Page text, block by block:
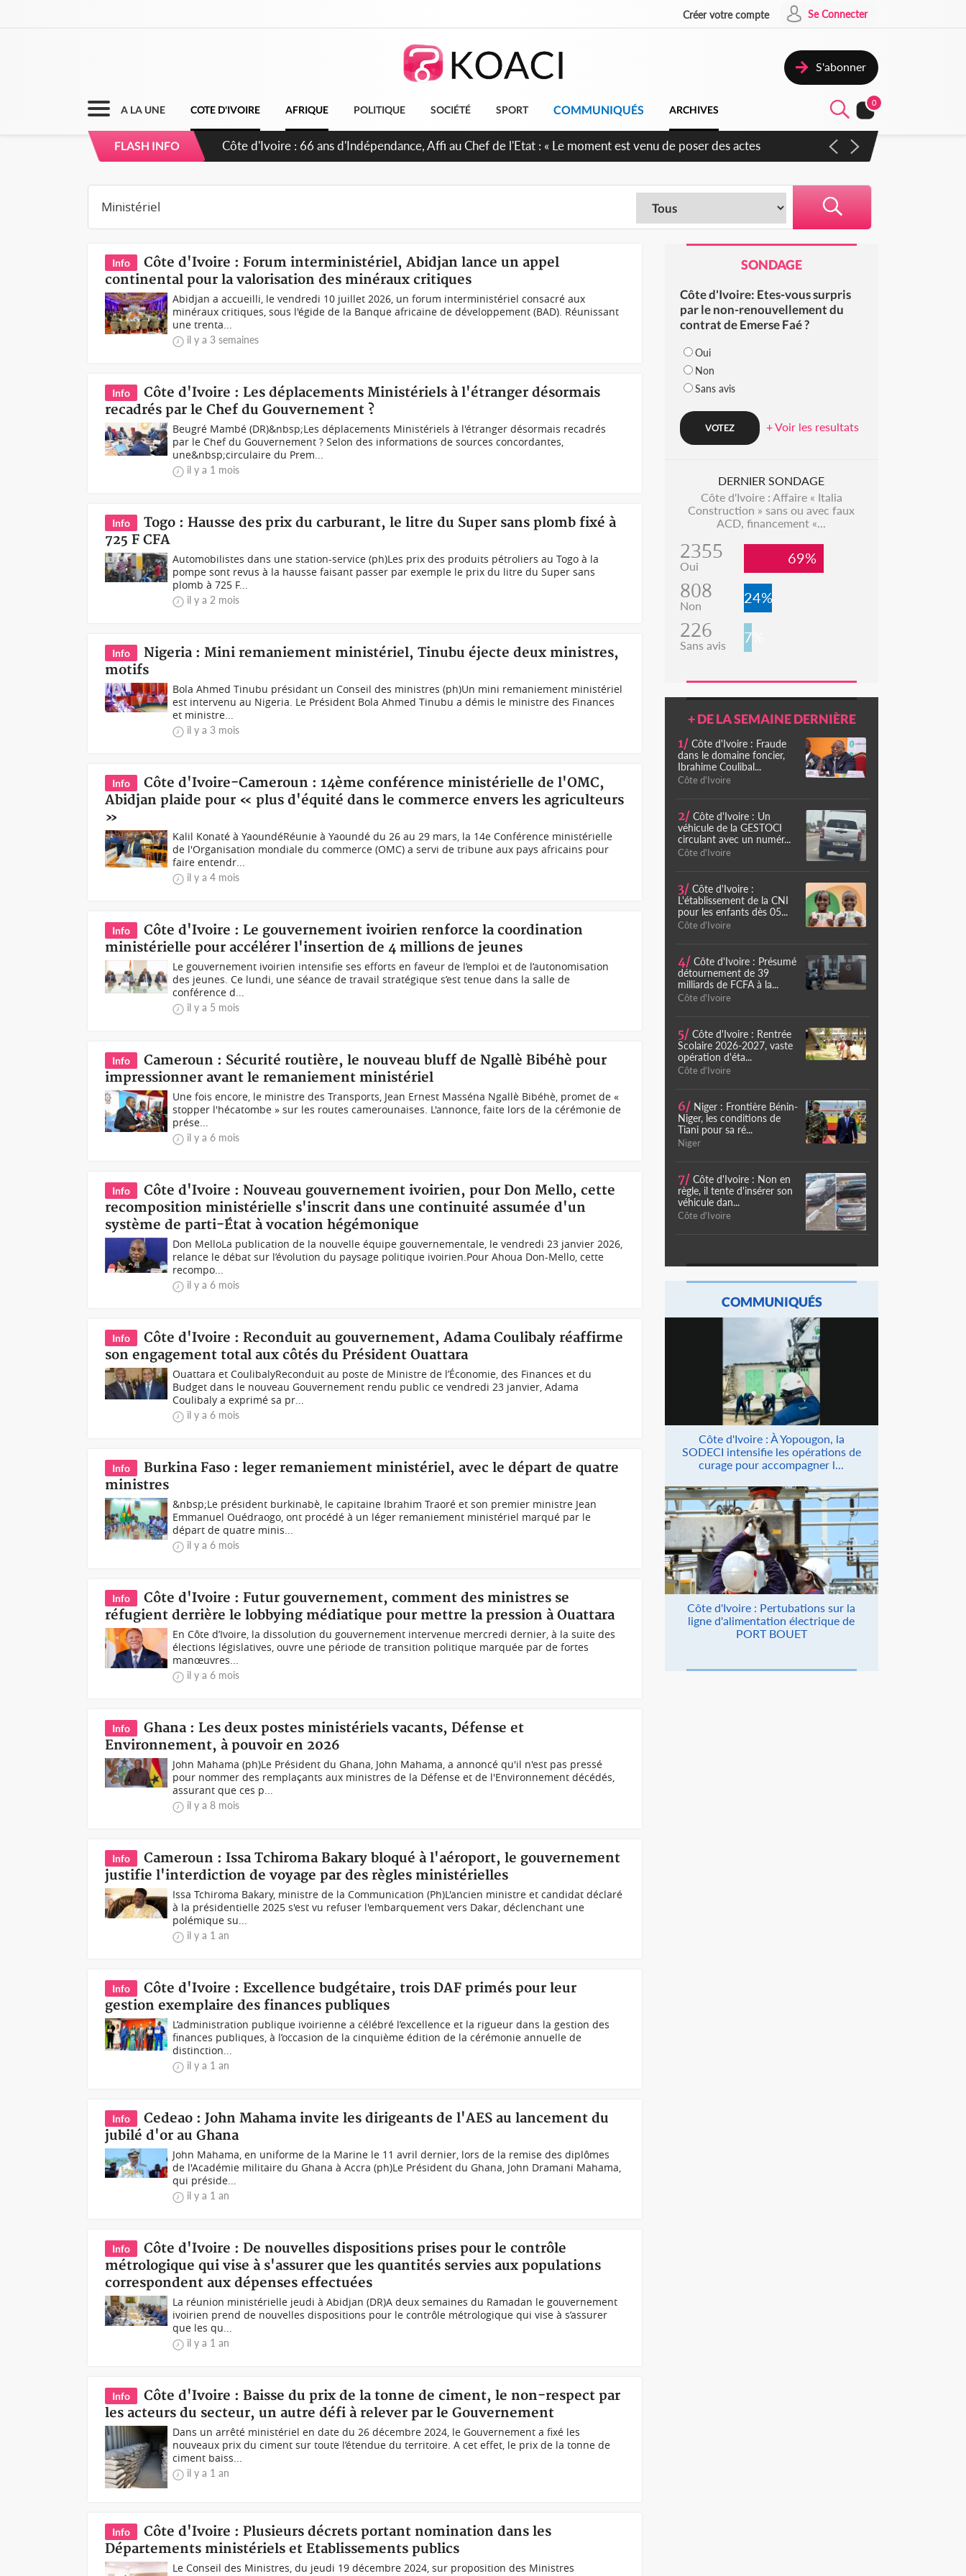
Créer votre compte Se Connecter
S'abonner
A LA UNE COTE D'IVOIRE AFRIQUE POLITIQUE SOCIÉTÉ SPORT COMMUNIQUÉS ARCHIVES
0
FLASH INFO
Côte d'Ivoire-Burkina : La CCI-BF désire instaurer un échange constant avec Abidjan pour favoriser
Info
Côte d'Ivoire : Forum interministériel, Abidjan lance un appel
continental pour la valorisation des minéraux critiques
Abidjan a accueilli, le vendredi 10 juillet 2026, un forum interministériel consacré aux
minéraux critiques, sous l'égide de la Banque africaine de développement (BAD). Réunissant
une trenta...
il y a 3 semaines
Info
Côte d'Ivoire : Les déplacements Ministériels à l'étranger désormais
recadrés par le Chef du Gouvernement ?
Beugré Mambé (DR)&nbsp;Les déplacements Ministériels à l'étranger désormais recadrés
par le Chef du Gouvernement ? Selon des informations de sources concordantes,
une&nbsp;circulaire du Prem...
il y a 1 mois
Info
Togo : Hausse des prix du carburant, le litre du Super sans plomb fixé à
725 F CFA
Automobilistes dans une station-service (ph)Les prix des produits pétroliers au Togo à la
pompe sont revus à la hausse faisant passer par exemple le prix du litre du Super sans
plomb à 725 F...
il y a 2 mois
Info
Nigeria : Mini remaniement ministériel, Tinubu éjecte deux ministres,
motifs
Bola Ahmed Tinubu présidant un Conseil des ministres (ph)Un mini remaniement ministériel
est intervenu au Nigeria. Le Président Bola Ahmed Tinubu a démis le ministre des Finances
et ministre...
il y a 3 mois
Info
Côte d'Ivoire-Cameroun : 14ème conférence ministérielle de l'OMC,
Abidjan plaide pour « plus d'équité dans le commerce envers les agriculteurs
»
Kalil Konaté à YaoundéRéunie à Yaoundé du 26 au 29 mars, la 14e Conférence ministérielle
de l'Organisation mondiale du commerce (OMC) a servi de tribune aux pays africains pour
faire entendr...
il y a 4 mois
Info
Côte d'Ivoire : Le gouvernement ivoirien renforce la coordination
ministérielle pour accélérer l'insertion de 4 millions de jeunes
Le gouvernement ivoirien intensifie ses efforts en faveur de l’emploi et de l’autonomisation
des jeunes. Ce lundi, une séance de travail stratégique s’est tenue dans la salle de
conférence d...
il y a 5 mois
Info
Cameroun : Sécurité routière, le nouveau bluff de Ngallè Bibéhè pour
impressionner avant le remaniement ministériel
Une fois encore, le ministre des Transports, Jean Ernest Masséna Ngallè Bibéhè, promet de «
stopper l'hécatombe » sur les routes camerounaises. L'annonce, faite lors de la cérémonie de
prése...
il y a 6 mois
Info
Côte d'Ivoire : Nouveau gouvernement ivoirien, pour Don Mello, cette
recomposition ministérielle s'inscrit dans une continuité assumée d'un
système de parti-État à vocation hégémonique
Don MelloLa publication de la nouvelle équipe gouvernementale, le vendredi 23 janvier 2026,
relance le débat sur l’évolution du paysage politique ivoirien.Pour Ahoua Don-Mello, cette
recompo...
il y a 6 mois
Info
Côte d'Ivoire : Reconduit au gouvernement, Adama Coulibaly réaffirme
son engagement total aux côtés du Président Ouattara
Ouattara et CoulibalyReconduit au poste de Ministre de l’Économie, des Finances et du
Budget dans le nouveau Gouvernement rendu public ce vendredi 23 janvier, Adama
Coulibaly a exprimé sa pr...
il y a 6 mois
Info
Burkina Faso : leger remaniement ministériel, avec le départ de quatre
ministres
&nbsp;Le président burkinabè, le capitaine Ibrahim Traoré et son premier ministre Jean
Emmanuel Ouédraogo, ont procédé à un léger remaniement ministériel marqué par le
départ de quatre minis...
il y a 6 mois
Info
Côte d'Ivoire : Futur gouvernement, comment des ministres se
réfugient derrière le lobbying médiatique pour mettre la pression à Ouattara
En Côte d’Ivoire, la dissolution du gouvernement intervenue mercredi dernier, à la suite des
élections législatives, ouvre une période de transition politique marquée par de fortes
manœuvres...
il y a 6 mois
Info
Ghana : Les deux postes ministériels vacants, Défense et
Environnement, à pouvoir en 2026
John Mahama (ph)Le Président du Ghana, John Mahama, a annoncé qu'il n'est pas pressé
pour nommer des remplaçants aux ministres de la Défense et de l'Environnement décédés,
assurant que ces p...
il y a 8 mois
Info
Cameroun : Issa Tchiroma Bakary bloqué à l'aéroport, le gouvernement
justifie l'interdiction de voyage par des règles ministérielles
Issa Tchiroma Bakary, ministre de la Communication (Ph)L'ancien ministre et candidat déclaré
à la présidentielle 2025 s'est vu refuser l'embarquement vers Dakar, déclenchant une
polémique su...
il y a 1 an
Info
Côte d'Ivoire : Excellence budgétaire, trois DAF primés pour leur
gestion exemplaire des finances publiques
L’administration publique ivoirienne a célébré l’excellence et la rigueur dans la gestion des
finances publiques, à l’occasion de la cinquième édition de la cérémonie annuelle de
distinction...
il y a 1 an
Info
Cedeao : John Mahama invite les dirigeants de l'AES au lancement du
jubilé d'or au Ghana
John Mahama, en uniforme de la Marine le 11 avril dernier, lors de la remise des diplômes
de l'Académie militaire du Ghana à Accra (ph)Le Président du Ghana, John Dramani Mahama,
qui préside...
il y a 1 an
Info
Côte d'Ivoire : De nouvelles dispositions prises pour le contrôle
métrologique qui vise à s'assurer que les quantités servies aux populations
correspondent aux dépenses effectuées
La réunion ministérielle jeudi à Abidjan (DR)A deux semaines du Ramadan le gouvernement
ivoirien prend de nouvelles dispositions pour le contrôle métrologique qui vise à s’assurer
que les qu...
il y a 1 an
Info
Côte d'Ivoire : Baisse du prix de la tonne de ciment, le non-respect par
les acteurs du secteur, un autre défi à relever par le Gouvernement
Dans un arrêté ministériel en date du 26 décembre 2024, le Gouvernement a fixé les
nouveaux prix du ciment sur toute l’étendue du territoire. A cet effet, le prix de la tonne de
ciment baiss...
il y a 1 an
Info
Côte d'Ivoire : Plusieurs décrets portant nomination dans les
Départements ministériels et Etablissements publics
Le Conseil des Ministres, du jeudi 19 décembre 2024, sur proposition des Ministres
SONDAGE
Côte d'Ivoire: Etes-vous surpris
par le non-renouvellement du
contrat de Emerse Faé ?
Oui
Non
Sans avis
+ Voir les resultats
DERNIER SONDAGE
Côte d'Ivoire : Affaire « Italia
Construction » sans ou avec faux
ACD, financement «...
2355
Oui 69%
808
Non 24%
226
Sans avis 7%
+ DE LA SEMAINE DERNIÈRE
1/ Côte d'Ivoire : Fraude
dans le domaine foncier,
Ibrahime Coulibal...
Côte d'Ivoire
2/ Côte d'Ivoire : Un
véhicule de la GESTOCI
circulant avec un numér...
Côte d'Ivoire
3/ Côte d'Ivoire :
L'établissement de la CNI
pour les enfants dès 05...
Côte d'Ivoire
4/ Côte d'Ivoire : Présumé
détournement de 39
milliards de FCFA à la...
Côte d'Ivoire
5/ Côte d'Ivoire : Rentrée
Scolaire 2026-2027, vaste
opération d'éta...
Côte d'Ivoire
6/ Niger : Frontière Bénin-
Niger, les conditions de
Tiani pour sa ré...
Niger
7/ Côte d'Ivoire : Non en
règle, il tente d'insérer son
véhicule dan...
Côte d'Ivoire
COMMUNIQUÉS
Côte d'Ivoire : À Yopougon, la
SODECI intensifie les opérations de
curage pour accompagner l...
Côte d'Ivoire : Pertubations sur la
ligne d'alimentation électrique de
PORT BOUET